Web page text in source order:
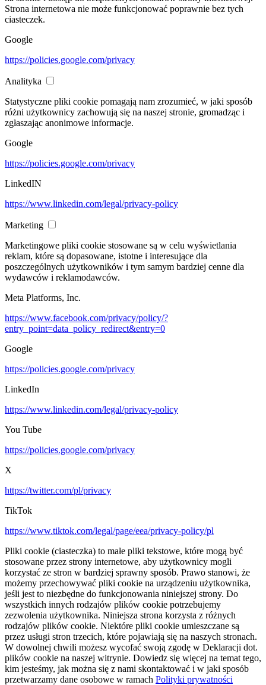
Strona internetowa nie może funkcjonować poprawnie bez tych
ciasteczek.
Google
https://policies.google.com/privacy
Analityka
Statystyczne pliki cookie pomagają nam zrozumieć, w jaki sposób
różni użytkownicy zachowują się na naszej stronie, gromadząc i
zgłaszając anonimowe informacje.
Google
https://policies.google.com/privacy
LinkedIN
https://www.linkedin.com/legal/privacy-policy
Marketing
Marketingowe pliki cookie stosowane są w celu wyświetlania
reklam, które są dopasowane, istotne i interesujące dla
poszczególnych użytkowników i tym samym bardziej cenne dla
wydawców i reklamodawców.
Meta Platforms, Inc.
https://www.facebook.com/privacy/policy/?
entry_point=data_policy_redirect&entry=0
Google
https://policies.google.com/privacy
LinkedIn
https://www.linkedin.com/legal/privacy-policy
You Tube
https://policies.google.com/privacy
X
https://twitter.com/pl/privacy
TikTok
https://www.tiktok.com/legal/page/eea/privacy-policy/pl
Pliki cookie (ciasteczka) to małe pliki tekstowe, które mogą być
stosowane przez strony internetowe, aby użytkownicy mogli
korzystać ze stron w bardziej sprawny sposób. Prawo stanowi, że
możemy przechowywać pliki cookie na urządzeniu użytkownika,
jeśli jest to niezbędne do funkcjonowania niniejszej strony. Do
wszystkich innych rodzajów plików cookie potrzebujemy
zezwolenia użytkownika. Niniejsza strona korzysta z różnych
rodzajów plików cookie. Niektóre pliki cookie umieszczane są
przez usługi stron trzecich, które pojawiają się na naszych stronach.
W dowolnej chwili możesz wycofać swoją zgodę w Deklaracji dot.
plików cookie na naszej witrynie. Dowiedz się więcej na temat tego,
kim jesteśmy, jak można się z nami skontaktować i w jaki sposób
przetwarzamy dane osobowe w ramach Polityki prywatności